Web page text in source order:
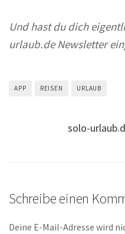
Und hast du dich
urlaub.de Newsletter
APP REISEN URLAUB
solo-
Schreibe einen
Deine E-Mail-Adresse wird